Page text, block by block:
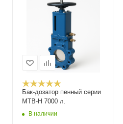
Бак-дозатор пенный серии
MTB-H 7000 л.
В наличии